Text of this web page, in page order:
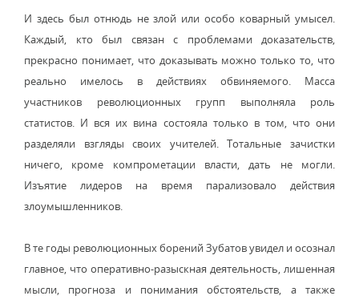
И здесь был отнюдь не злой или особо коварный умысел.
Каждый, кто был связан с проблемами доказательств,
прекрасно понимает, что доказывать можно только то, что
реально имелось в действиях обвиняемого. Масса
участников революционных групп выполняла роль
статистов. И вся их вина состояла только в том, что они
разделяли взгляды своих учителей. Тотальные зачистки
ничего, кроме компрометации власти, дать не могли.
Изъятие лидеров на время парализовало действия
злоумышленников.
В те годы революционных борений Зубатов увидел и осознал
главное, что оперативно-разыскная деятельность, лишенная
мысли, прогноза и понимания обстоятельств, а также